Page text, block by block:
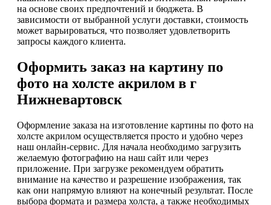
на основе своих предпочтений и бюджета. В
зависимости от выбранной услуги доставки, стоимость
может варьироваться, что позволяет удовлетворить
запросы каждого клиента.
Оформить заказ на картину по
фото на холсте акрилом в г
Нижневартовск
Оформление заказа на изготовление картины по фото на
холсте акрилом осуществляется просто и удобно через
наш онлайн-сервис. Для начала необходимо загрузить
желаемую фотографию на наш сайт или через
приложение. При загрузке рекомендуем обратить
внимание на качество и разрешение изображения, так
как они напрямую влияют на конечный результат. После
выбора формата и размера холста, а также необходимых